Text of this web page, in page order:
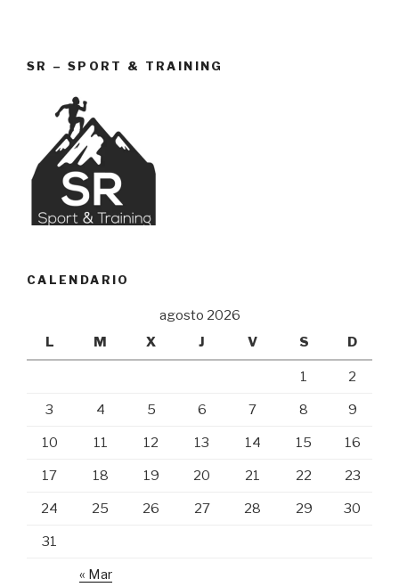
SR – SPORT & TRAINING
CALENDARIO
agosto 2026
L
M X J V S D
1 2
3 4 5 6 7 8 9
10 11 12 13 14 15 16
17 18 19 20 21 22 23
24 25 26 27 28 29 30
31
« Mar